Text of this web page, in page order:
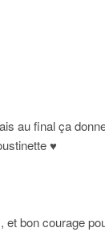
au final ça
♥
et bon courage